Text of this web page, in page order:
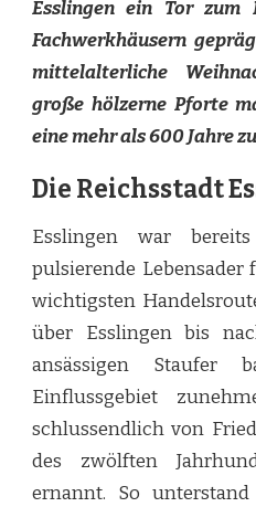
Esslingen ein Tor
Fachwerkhäusern
mittelalterliche
große hölzerne Pforte
eine mehr als 600 Jahre
Die Reichsstadt
Esslingen war
pulsierende Lebensader
wichtigsten
über Esslingen bis
ansässigen Staufer
Einflussgebiet
schlussendlich von
des zwölften
ernannt. So